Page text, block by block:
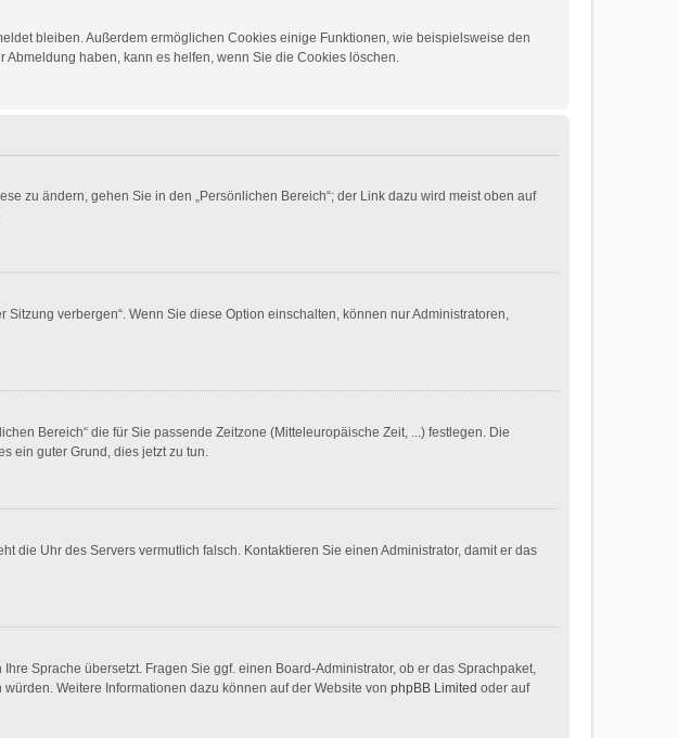
bleiben. Außerdem ermöglichen Cookies einige Funktionen, wie beispielsweise den
Abmeldung haben, kann es helfen, wenn Sie die Cookies löschen.
zu ändern, gehen Sie in den „Persönlichen Bereich“; der Link dazu wird meist oben auf
verbergen“. Wenn Sie diese Option einschalten, können nur Administratoren,
Bereich“ die für Sie passende Zeitzone (Mitteleuropäische Zeit, ...) festlegen. Die
ein guter Grund, dies jetzt zu tun.
die Uhr des Servers vermutlich falsch. Kontaktieren Sie einen Administrator, damit er das
Sprache übersetzt. Fragen Sie ggf. einen Board-Administrator, ob er das Sprachpaket,
Weitere Informationen dazu können auf der Website vonphpBB Limited oder auf